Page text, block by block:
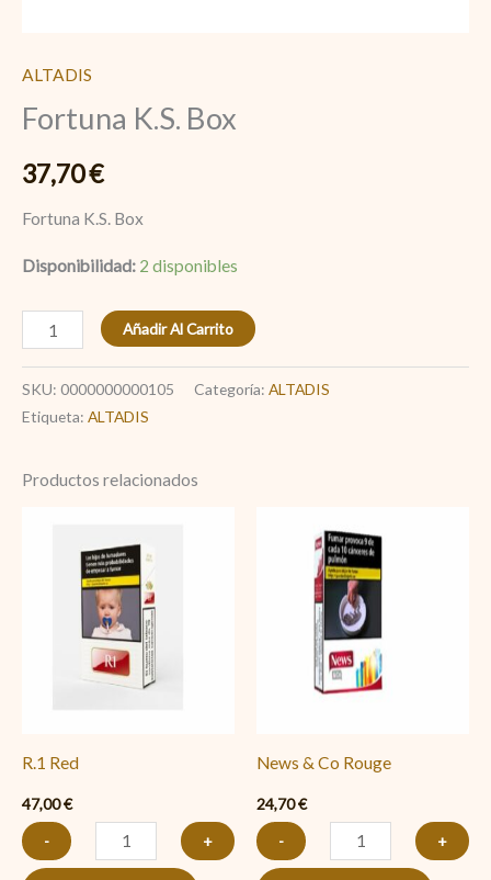
ALTADIS
Fortuna K.S. Box
37,70€
Fortuna K.S. Box
Disponibilidad: 2 disponibles
Añadir Al Carrito
SKU: 0000000000105 Categoría: ALTADIS
Etiqueta: ALTADIS
Productos relacionados
R.1 Red
47,00€
-
Red
cantidad
+
News & Co Rouge
24,70€
-
&
Co
Rouge
cantidad
+